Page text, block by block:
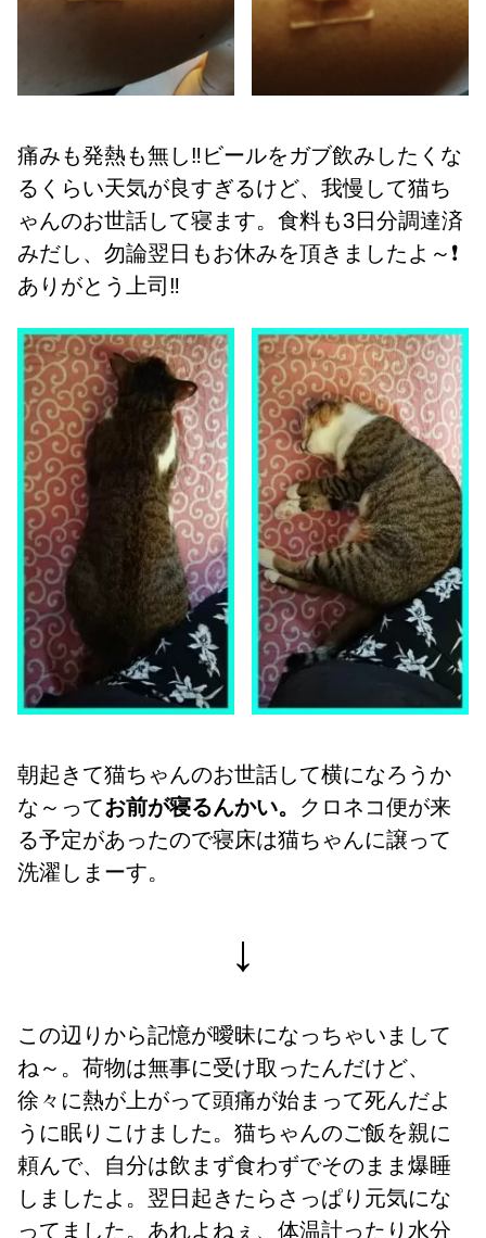
痛みも発熱も無し‼️ビールをガブ飲みしたくな
るくらい天気が良すぎるけど、我慢して猫ち
ゃんのお世話して寝ます。食料も3日分調達済
みだし、勿論翌日もお休みを頂きましたよ～❗
ありがとう上司‼️
朝起きて猫ちゃんのお世話して横になろうか
な～ってお前が寝るんかい。 クロネコ便が来
る予定があったので寝床は猫ちゃんに譲って
洗濯しまーす。
↓
この辺りから記憶が曖昧になっちゃいまして
ね～。荷物は無事に受け取ったんだけど、
徐々に熱が上がって頭痛が始まって死んだよ
うに眠りこけました。猫ちゃんのご飯を親に
頼んで、自分は飲まず食わずでそのまま爆睡
しましたよ。翌日起きたらさっぱり元気にな
ってました。あれよねぇ、体温計ったり水分